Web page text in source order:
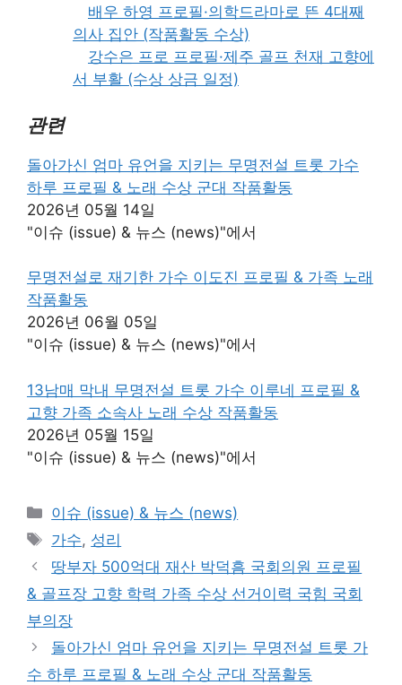
배우 하영 프로필·의학드라마로 뜬 4대째
의사 집안 (작품활동 수상)
강수은 프로 프로필·제주 골프 천재 고향에
서 부활 (수상 상금 일정)
관련
돌아가신 엄마 유언을 지키는 무명전설 트롯 가수
하루 프로필 & 노래 수상 군대 작품활동
2026년 05월 14일
"이슈 (issue) & 뉴스 (news)"에서
무명전설로 재기한 가수 이도진 프로필 & 가족 노래
작품활동
2026년 06월 05일
"이슈 (issue) & 뉴스 (news)"에서
13남매 막내 무명전설 트롯 가수 이루네 프로필 &
고향 가족 소속사 노래 수상 작품활동
2026년 05월 15일
"이슈 (issue) & 뉴스 (news)"에서
카
테
고
리
이슈 (issue) & 뉴스 (news)
태
그
가수, 성리
땅부자 500억대 재산 박덕흠 국회의원 프로필
& 골프장 고향 학력 가족 수상 선거이력 국힘 국회
부의장
돌아가신 엄마 유언을 지키는 무명전설 트롯 가
수 하루 프로필 & 노래 수상 군대 작품활동